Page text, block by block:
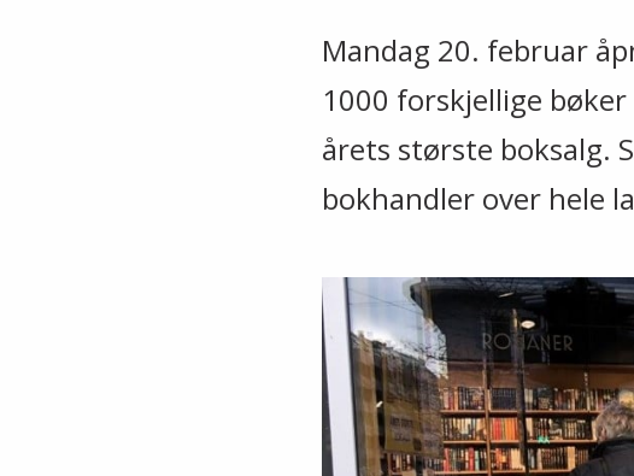
Mandag 20. februar
1000 forskjellige
årets største boksalg.
bokhandler over hele